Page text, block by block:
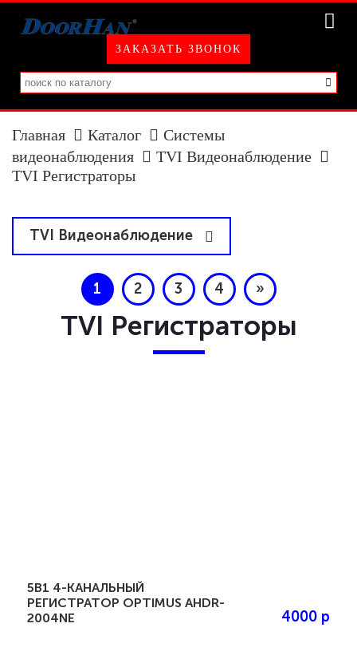
ЗАКАЗАТЬ ЗВОНОК
Главная Каталог
Системы
видеонаблюдения
TVI Видеонаблюдение
TVI Регистраторы
TVI Видеонаблюдение
TVI Камеры
TVI Регистраторы
1 2 3 4 »
TVI Регистраторы
5В1 4-КАНАЛЬНЫЙ
РЕГИСТРАТОР OPTIMUS AHDR-
2004NE
4000 р